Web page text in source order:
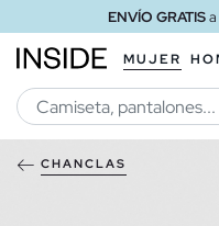
ENVÍO GRATISa
MUJER
CHANCLAS